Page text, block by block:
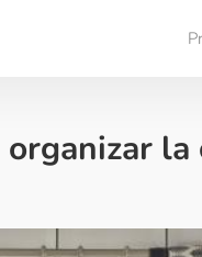
organizar
01-09
Compara